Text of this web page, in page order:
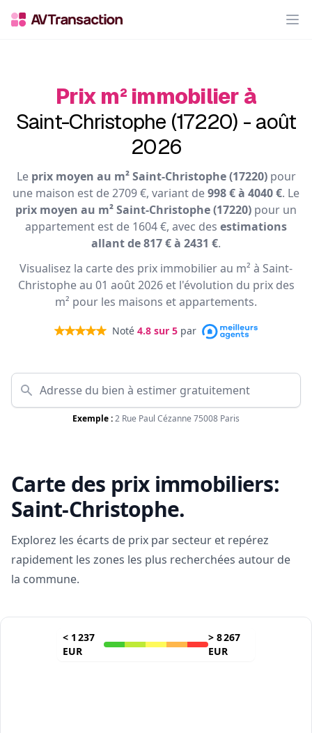
Prix m² immobilier à
Saint-Christophe (17220) - août
2026
Le prix moyen au m² Saint-Christophe (17220)pour
une maison est de 2709 €, variant de998 € à 4040 €. Le
prix moyen au m² Saint-Christophe (17220) pour un
appartement est de 1604 €, avec des estimations
allant de 817 € à 2431 €.
Visualisez la carte des prix immobilier au m² à Saint-
Christophe au 01 août 2026 et l'évolution du prix des
m² pour les maisons et appartements.
Noté 4.8 sur 5 par
Exemple :2 Rue Paul Cézanne 75008 Paris
Carte des prix immobiliers:
Saint-Christophe.
Explorez les écarts de prix par secteur et repérez
rapidement les zones les plus recherchées autour de
la commune.
< 1 237
EUR
> 8 267
EUR